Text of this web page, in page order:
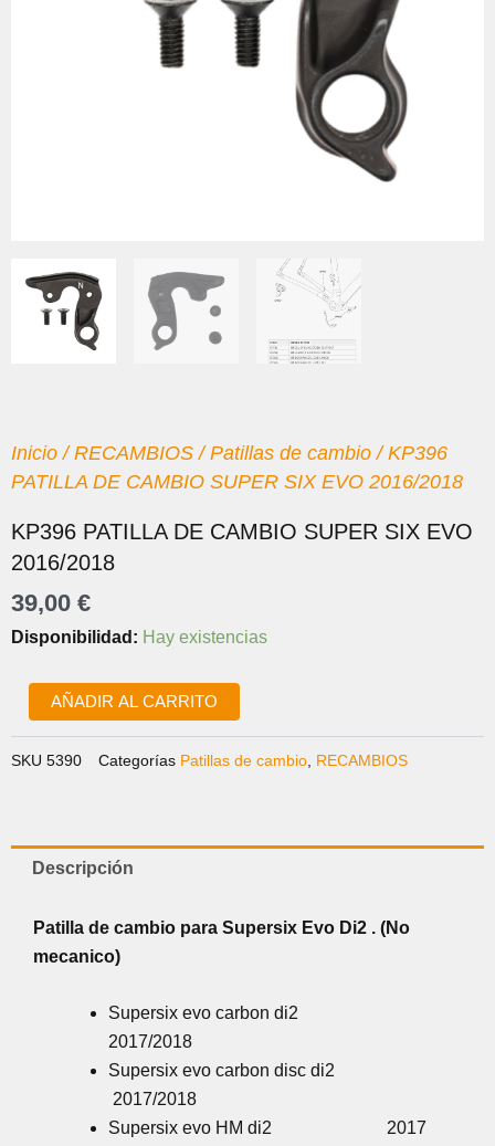
Inicio /RECAMBIOS /Patillas de cambio / KP396
PATILLA DE CAMBIO SUPER SIX EVO 2016/2018
KP396 PATILLA DE CAMBIO SUPER SIX EVO
2016/2018
39,00 €
Disponibilidad: Hay existencias
KP396
CAMBIO
SUPER
EVO
AÑADIR AL CARRITO
SKU 5390 Categorías Patillas de cambio RECAMBIOS
Descripción
Patilla de cambio para Supersix Evo Di2 . (No
mecanico)
Supersix evo carbon di2
2017/2018
Supersix evo carbon disc di2
2017/2018
Supersix evo HM di2 2017